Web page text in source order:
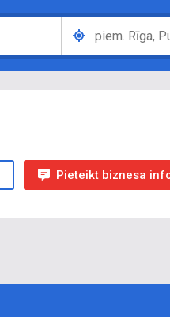
Pieteikt biznesa